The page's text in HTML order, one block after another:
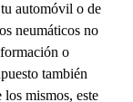
automóvil o de
neumáticos no
o
también
mismos, este